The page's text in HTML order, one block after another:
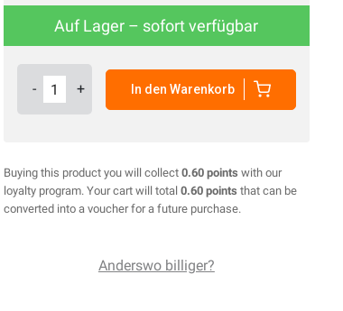
Auf Lager – sofort verfügbar
- + In den Warenkorb
Buying this product you will collect 0.60 points with our
loyalty program. Your cart will total 0.60 points that can be
converted into a voucher for a future purchase.
Anderswo billiger?